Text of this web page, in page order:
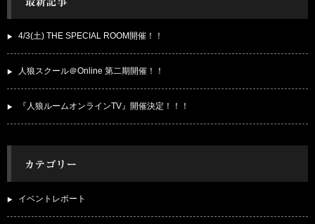
4/3(土) THE SPECIAL ROOM開催！！
人狼スクール＠Online 第二期開催！！
『人狼ルームオンラインTV』開催決定！！！
イベントレポート